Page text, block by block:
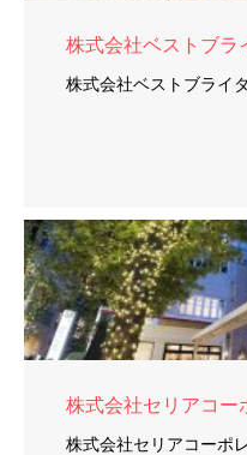
株式会社ベストブラ
株式会社ベストブライ
株式会社セリアコー
株式会社セリアコーポ